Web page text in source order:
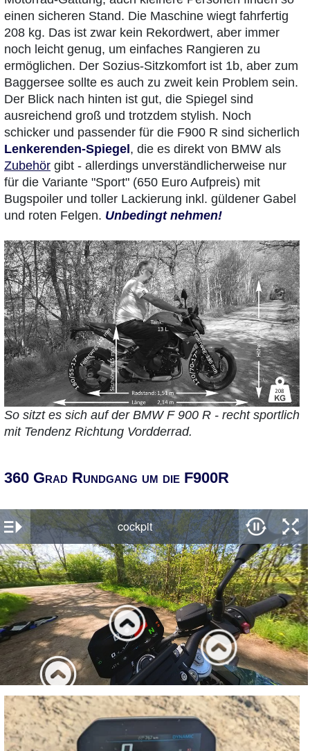
einen sicheren Stand. Die Maschine wiegt fahrfertig
208 kg. Das ist zwar kein Rekordwert, aber immer
noch leicht genug, um einfaches Rangieren zu
ermöglichen. Der Sozius-Sitzkomfort ist 1b, aber zum
Baggersee sollte es auch zu zweit kein Problem sein.
Der Blick nach hinten ist gut, die Spiegel sind
ausreichend groß und trotzdem stylish. Noch
schicker und passender für die F900 R sind sicherlich
Lenkerenden-Spiegel , die es direkt von BMW als
Zubehör gibt - allerdings unverständlicherweise nur
für die Variante "Sport" (650 Euro Aufpreis) mit
Bugspoiler und toller Lackierung inkl. güldener Gabel
und roten Felgen. Unbedingt nehmen!
So sitzt es sich auf der BMW F 900 R - recht sportlich
mit Tendenz Richtung Vordderrad.
360 Grad Rundgang um die F900R